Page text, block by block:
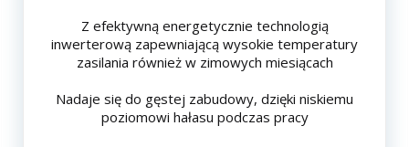
Z efektywną energetycznie technologią
inwerterową zapewniającą wysokie temperatury
zasilania również w zimowych miesiącach
Nadaje się do gęstej zabudowy, dzięki niskiemu
poziomowi hałasu podczas pracy